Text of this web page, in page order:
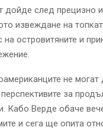
дойде след прецизно
извеждане на
на островитяните и
не могат
за
Кабо Верде обаче
и сега ще опита